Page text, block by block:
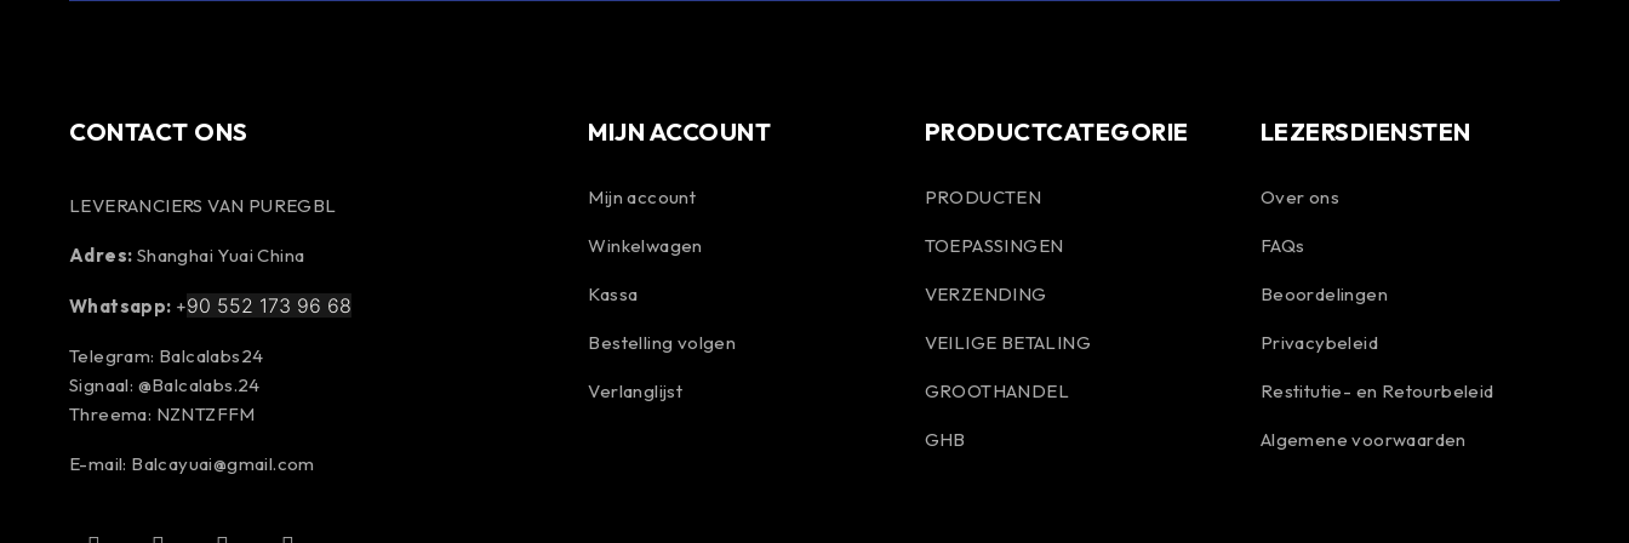
CONTACT ONS
LEVERANCIERS VAN PUREGBL
Adres: Shanghai Yuai China
Whatsapp: +90 552 173 96 68
Telegram: Balcalabs24
Signaal: @Balcalabs.24
Threema: NZNTZFFM
E-mail: Balcayuai@gmail.com
MIJN ACCOUNT
Mijn account
Winkelwagen
Kassa
Bestelling volgen
Verlanglijst
PRODUCTCATEGORIE
PRODUCTEN
TOEPASSINGEN
VERZENDING
VEILIGE BETALING
GROOTHANDEL
GHB
LEZERSDIENSTEN
Over ons
FAQs
Beoordelingen
Privacybeleid
Restitutie- en Retourbeleid
Algemene voorwaarden